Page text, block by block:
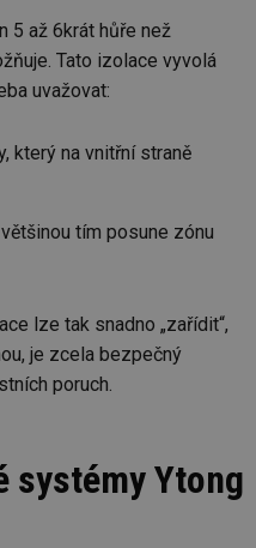
5 až 6krát hůře než
Tato izolace vyvolá
uvažovat:
který na vnitřní straně
tím posune zónu
lze tak snadno „zařídit“,
je zcela bezpečný
poruch.
systémy Ytong